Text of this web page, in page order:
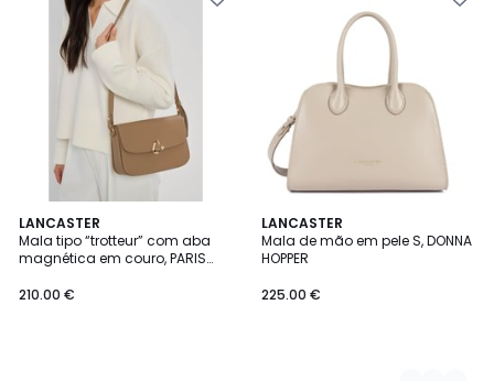
LANCASTER
Mala tipo “trotteur” com aba
magnética em couro, PARIS
210.00 €
LANCASTER
Mala de mão em pele S, DONNA
HOPPER
225.00 €
2
Cores